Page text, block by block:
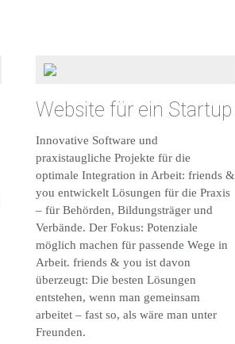
Website für ein Startup
Innovative Software und
praxistaugliche Projekte für die
optimale Integration in Arbeit: friends &
you entwickelt Lösungen für die Praxis
– für Behörden, Bildungsträger und
Verbände. Der Fokus: Potenziale
möglich machen für passende Wege in
Arbeit. friends & you ist davon
überzeugt: Die besten Lösungen
entstehen, wenn man gemeinsam
arbeitet – fast so, als wäre man unter
Freunden.